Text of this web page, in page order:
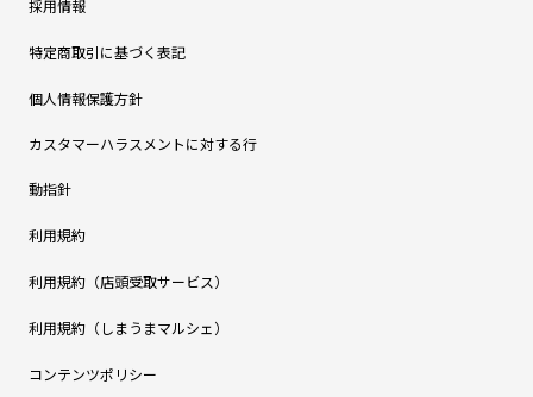
採用情報
特定商取引に基づく表記
個人情報保護方針
カスタマーハラスメントに対する行
動指針
利用規約
利用規約（店頭受取サービス）
利用規約（しまうまマルシェ）
コンテンツポリシー